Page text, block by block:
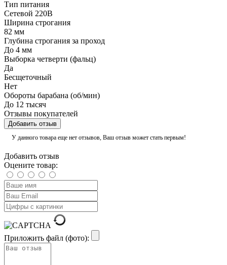
Тип питания
Сетевой 220В
Ширина строгания
82 мм
Глубина строгания за проход
До 4 мм
Выборка четверти (фальц)
Да
Бесщеточный
Нет
Обороты барабана (об/мин)
До 12 тысяч
Отзывы покупателей
Добавить отзыв
У данного товара еще нет отзывов, Ваш отзыв может стать первым!
Добавить отзыв
Оцените товар:
Приложить файл (фото):